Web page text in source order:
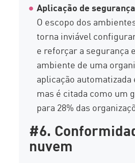
Aplicação de
O escopo dos
torna inviável
e reforçar a segurança
ambiente de uma
aplicação automatizada
mas é citada como um
para 28% das
#6.
nuvem